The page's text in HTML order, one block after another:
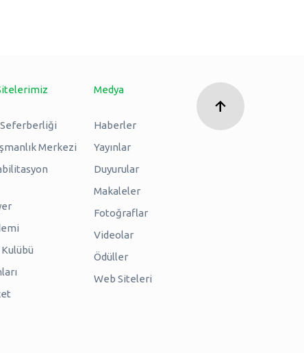
Seferberliği
Merkezi
Medya
Haberler
Yayınlar
Duyurular
Makaleler
Fotoğraflar
Videolar
Ödüller
Web Siteleri